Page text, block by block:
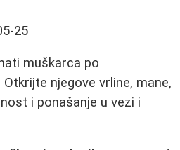
25
muškarca po
njegove vrline, mane,
i ponašanje u vezi i